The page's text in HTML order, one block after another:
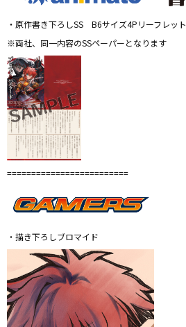
・原作書き下ろしSS B6サイズ4Pリーフレット
※両社、同一内容のSSペーパーとなります
=========================
・描き下ろしブロマイド